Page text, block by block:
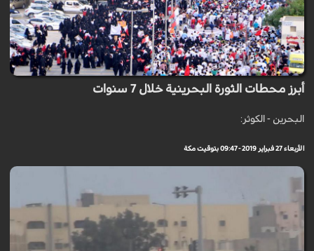
أبرز محطات الثورة البحرينية خلال 7 سنوات
البحرين - الكوثر:
الأربعاء 27 فبراير 2019 - 09:47 بتوقيت مكة